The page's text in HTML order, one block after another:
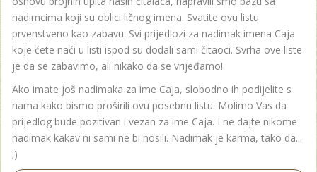
nadimcima koji su oblici ličnog imena. Svatite ovu listu
prvenstveno kao zabavu. Svi prijedlozi za nadimak imena Caja
koje ćete naći u listi ispod su dodali sami čitaoci. Svrha ove liste
je da se zabavimo, ali nikako da se vrijeđamo!
Ako imate još nadimaka za ime Caja, slobodno ih podijelite s
nama kako bismo proširili ovu posebnu listu. Molimo Vas da
prijedlog bude pozitivan i vezan za ime Caja. I ne dajte nikome
nadimak kakav ni sami ne bi nosili. Nadimak je karma, tako da...
;)